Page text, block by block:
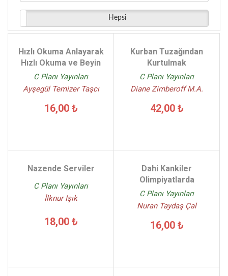
Hepsi
Hızlı Okuma Anlayarak
Hızlı Okuma ve Beyin
C Planı Yayınları
Ayşegül Temizer Taşcı
16,00 ₺
Kurban Tuzağından
Kurtulmak
C Planı Yayınları
Diane Zimberoff M.A.
42,00 ₺
Nazende Serviler
C Planı Yayınları
İlknur Işık
18,00 ₺
Dahi Kankiler
Olimpiyatlarda
C Planı Yayınları
Nuran Taydaş Çal
16,00 ₺